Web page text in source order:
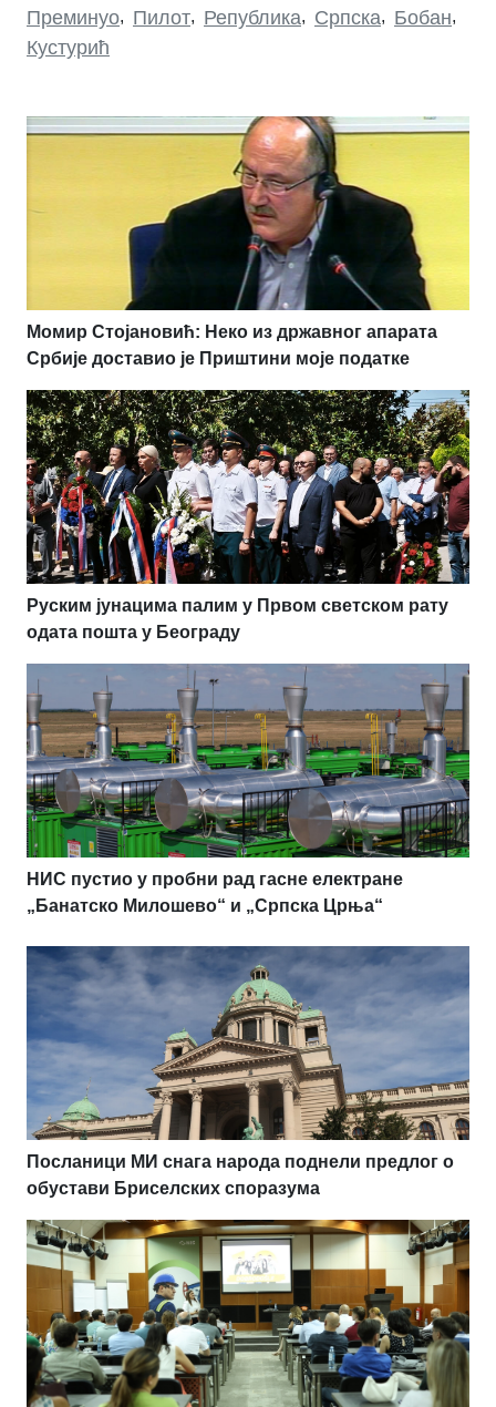
Преминуо, Пилот, Република, Српска, Бобан,
Кустурић
Момир Стојановић: Неко из државног апарата
Србије доставио је Приштини моје податке
Руским јунацима палим у Првом светском рату
одата пошта у Београду
НИС пустио у пробни рад гасне електране
„Банатско Милошево“ и „Српска Црња“
Посланици МИ снага народа поднели предлог о
обустави Бриселских споразума